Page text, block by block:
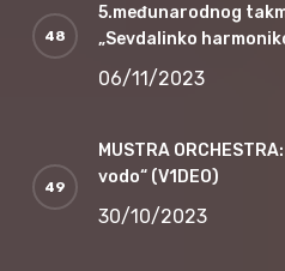
5.međunarodnog
„Sevdalinko
06/11/2023
MUSTRA
vodo“ (V1DEO)
30/10/2023